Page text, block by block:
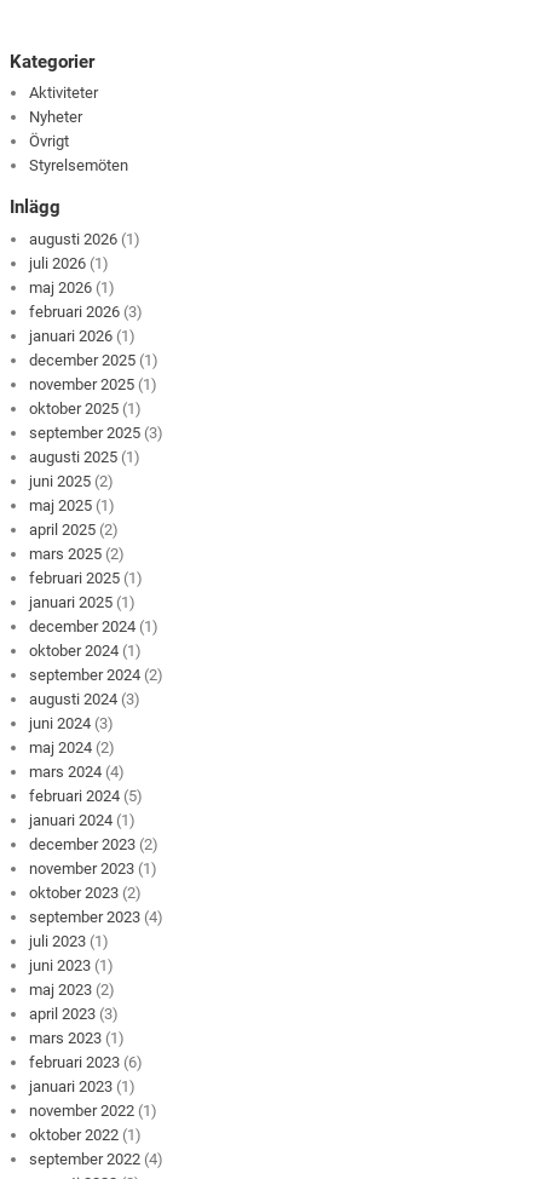
Kategorier
Aktiviteter
Nyheter
Övrigt
Styrelsemöten
Inlägg
augusti 2026 (1)
juli 2026 (1)
maj 2026 (1)
februari 2026 (3)
januari 2026 (1)
december 2025 (1)
november 2025 (1)
oktober 2025 (1)
september 2025 (3)
augusti 2025 (1)
juni 2025 (2)
maj 2025 (1)
april 2025 (2)
mars 2025 (2)
februari 2025 (1)
januari 2025 (1)
december 2024 (1)
oktober 2024 (1)
september 2024 (2)
augusti 2024 (3)
juni 2024 (3)
maj 2024 (2)
mars 2024 (4)
februari 2024 (5)
januari 2024 (1)
december 2023 (2)
november 2023 (1)
oktober 2023 (2)
september 2023 (4)
juli 2023 (1)
juni 2023 (1)
maj 2023 (2)
april 2023 (3)
mars 2023 (1)
februari 2023 (6)
januari 2023 (1)
november 2022 (1)
oktober 2022 (1)
september 2022 (4)